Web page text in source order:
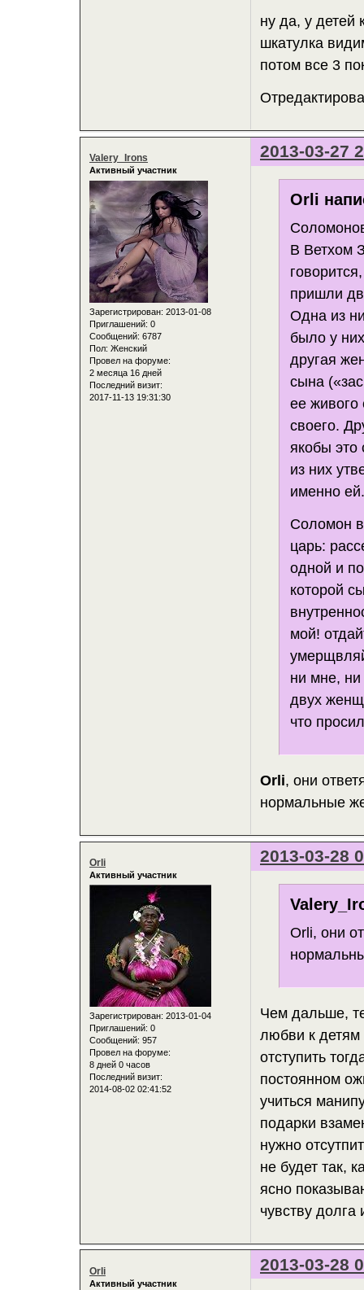
ну да, у детей
шкатулка
потом все 3
2013-03-27
Valery_Irons
Активный участник
Зарегистрирован: 2013-01-08
Приглашений: 0
Сообщений: 6787
Пол: Женский
Провел на форуме:
2 месяца 16 дней
Последний визит:
2017-11-13 19:31:30
Orli
В Ветхом
пришли
Одна из
было у
другая
сына
ее живого
своего.
якобы это
из них
именно
Соломон
царь:
одной и
которой
мой!
ни мне, ни
двух
что
Orli, они
нормальные
2013-03-28
Orli
Активный участник
Зарегистрирован: 2013-01-04
Приглашений: 0
Сообщений: 957
Провел на форуме:
8 дней 0 часов
Последний визит:
2014-08-02 02:41:52
Orli, они
Чем дальше,
любви к детям
отступить
постоянном
учиться
подарки
нужно
не будет так,
ясно
чувству долга
2013-03-28
Orli
Активный участник